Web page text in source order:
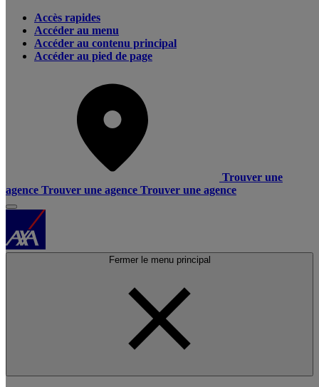
Accès rapides
Accéder au menu
Accéder au contenu principal
Accéder au pied de page
Trouver une
agence Trouver une agence Trouver une agence
Fermer le menu principal